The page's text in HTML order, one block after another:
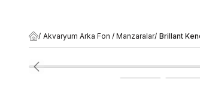
/ Akvaryum Arka Fon / Manzaralar/ Brillant